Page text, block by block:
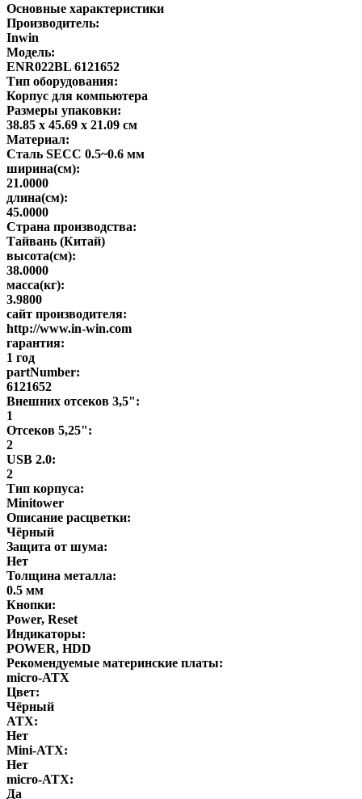
Основные характеристики
Производитель:
Inwin
Модель:
ENR022BL 6121652
Тип оборудования:
Корпус для компьютера
Размеры упаковки:
38.85 x 45.69 x 21.09 см
Материал:
Сталь SECC 0.5~0.6 мм
ширина(см):
21.0000
длина(см):
45.0000
Страна производства:
Тайвань (Китай)
высота(см):
38.0000
масса(кг):
3.9800
сайт производителя:
http://www.in-win.com
гарантия:
1 год
partNumber:
6121652
Внешних отсеков 3,5":
1
Отсеков 5,25":
2
USB 2.0:
2
Тип корпуса:
Minitower
Описание расцветки:
Чёрный
Защита от шума:
Нет
Толщина металла:
0.5 мм
Кнопки:
Power, Reset
Индикаторы:
POWER, HDD
Рекомендуемые материнские платы:
micro-ATX
Цвет:
Чёрный
ATX:
Нет
Mini-ATX:
Нет
micro-ATX:
Да